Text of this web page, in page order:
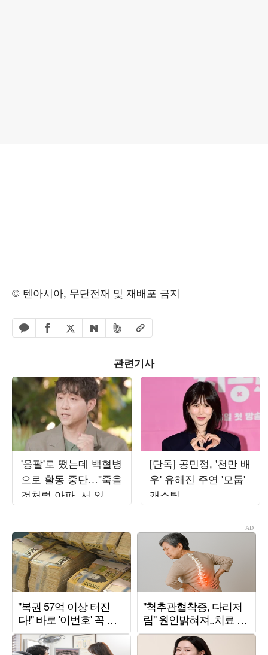
© 텐아시아, 무단전재 및 재배포 금지
카카오톡 공유하기
페이스북 공유하기
엑스 공유하기
네이버 공유하기
밴드 공유하기
URL복사
관련기사
'응팔'로 떴는데 백혈병
으로 활동 중단…"죽을
것처럼 아파, 서 있지
도 못해" ('해투')
[단독] 공민정, '천만 배
우' 유해진 주연 '모둡'
캐스팅